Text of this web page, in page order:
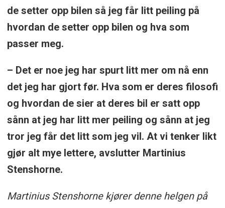
de setter opp bilen så jeg får litt peiling på
hvordan de setter opp bilen og hva som
passer meg.
– Det er noe jeg har spurt litt mer om nå enn
det jeg har gjort før. Hva som er deres filosofi
og hvordan de sier at deres bil er satt opp
sånn at jeg har litt mer peiling og sånn at jeg
tror jeg får det litt som jeg vil. At vi tenker likt
gjør alt mye lettere, avslutter Martinius
Stenshorne.
Martinius Stenshorne kjører denne helgen på